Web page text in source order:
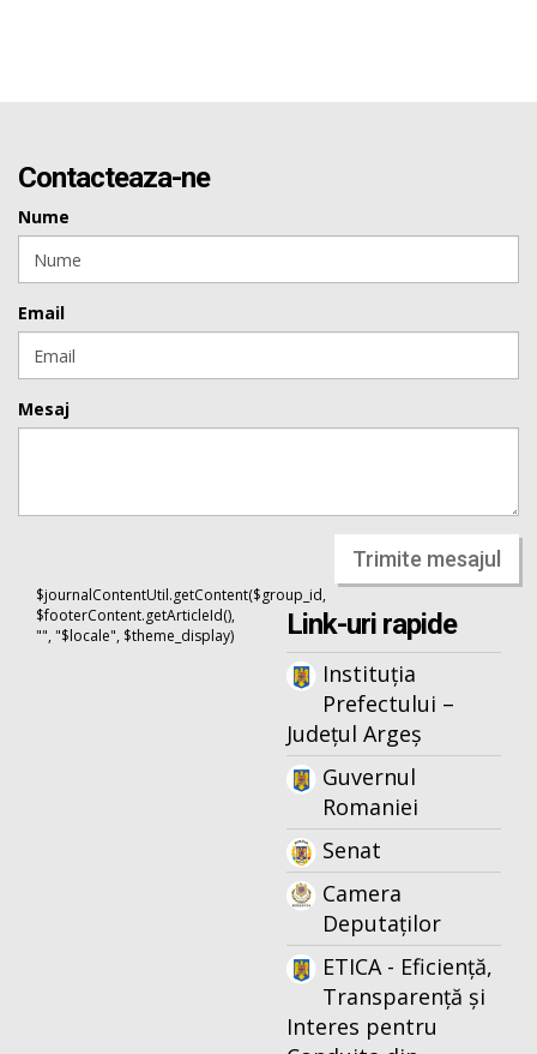
Contacteaza-ne
Nume
Email
Mesaj
Trimite mesajul
$journalContentUtil.getContent($group_id,
$footerContent.getArticleId(),
"", "$locale", $theme_display)
Link-uri rapide
Instituția
Prefectului –
Județul Argeș
Guvernul
Romaniei
Senat
Camera
Deputaților
ETICA - Eficiență,
Transparență și
Interes pentru